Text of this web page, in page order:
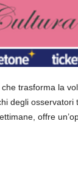
che trasforma la
degli
offre